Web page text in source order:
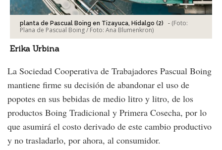
planta de Pascual Boing en Tizayuca, Hidalgo (2) - (Foto:
Plana de Pascual Boing / Foto: Ana Blumenkron)
Erika Urbina
La Sociedad Cooperativa de Trabajadores Pascual Boing
mantiene firme su decisión de abandonar el uso de
popotes en sus bebidas de medio litro y litro, de los
productos Boing Tradicional y Primera Cosecha, por lo
que asumirá el costo derivado de este cambio productivo
y no trasladarlo, por ahora, al consumidor.